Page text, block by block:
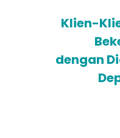
Klien-
dengan